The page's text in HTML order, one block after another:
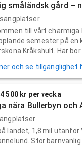
småländsk gård –
till vårt charmiga
semester på en
Kråkshult. Här bor
och se tillgänglighet
4 500 kr per vecka
nära Bullerbyn och
landet, 1,8 mil utanför
Stor